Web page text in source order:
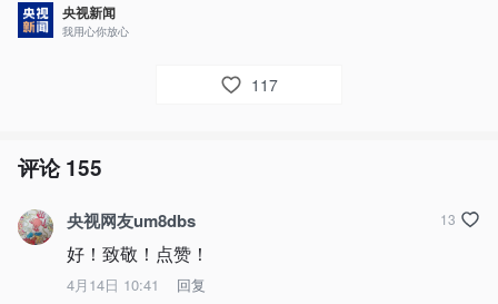
央视新闻
我用心你放心
117
评论155
央视网友um8dbs
好！致敬！点赞！
4月14日 10:41 回复
13